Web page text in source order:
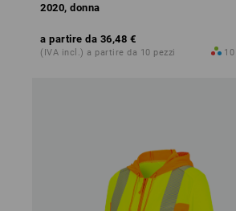
2020, donna
a partire da 36,48 €
(IVA incl.) a partire da 10 pezzi 10